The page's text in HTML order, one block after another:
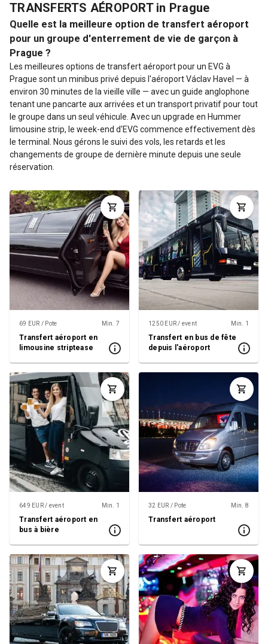
TRANSFERTS AÉROPORT in Prague
Quelle est la meilleure option de transfert aéroport
pour un groupe d'enterrement de vie de garçon à
Prague ?
Les meilleures options de transfert aéroport pour un EVG à
Prague sont un minibus privé depuis l'aéroport Václav Havel — à
environ 30 minutes de la vieille ville — avec un guide anglophone
tenant une pancarte aux arrivées et un transport privatif pour tout
le groupe dans un seul véhicule. Avec un upgrade en Hummer
limousine strip, le week-end d'EVG commence effectivement dès
le terminal. Nous gérons le suivi des vols, les retards et les
changements de groupe de dernière minute depuis une seule
réservation.
69 EUR / Pote Min. 7
Transfert aéroport en
limousine striptease
1250 EUR / event Min. 1
Transfert en bus de fête
depuis l'aéroport
649 EUR / event Min. 1
Transfert aéroport en
bus à bière
32 EUR / Pote Min. 8
Transfert aéroport